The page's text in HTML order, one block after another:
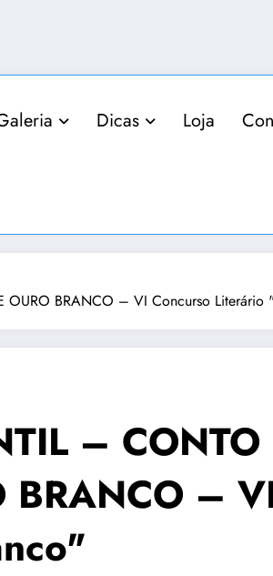
Dicas Loja
OURO BRANCO – VI Concurso
–
BRANCO –